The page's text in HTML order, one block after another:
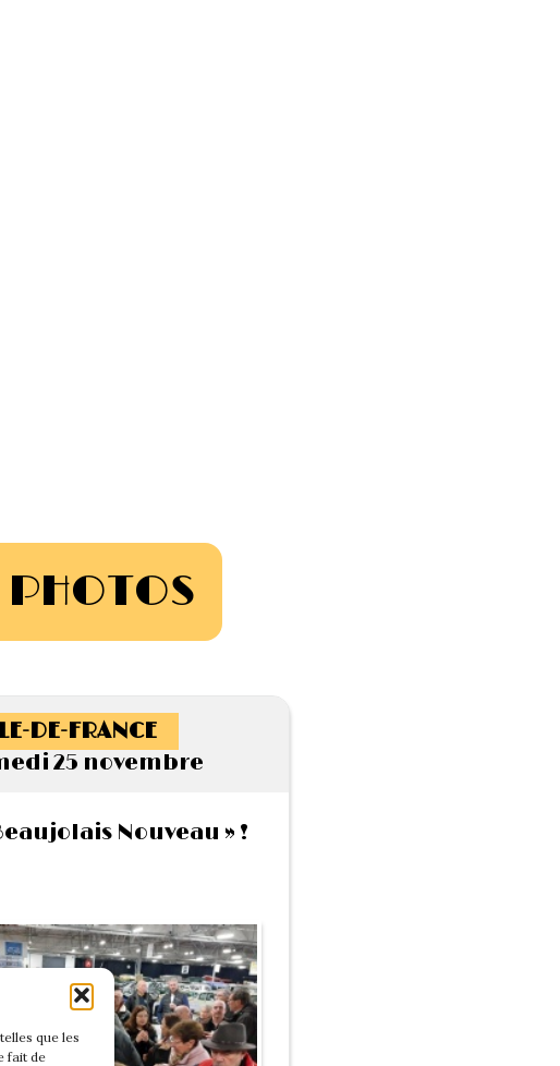
que les
fait de
PHOTOS
DE-FRANCE
25 novembre
Nouveau » !